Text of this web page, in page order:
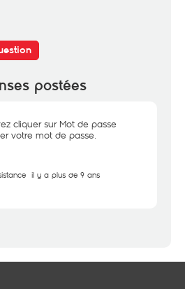
postées
cliquer sur Mot de passe
votre mot de passe.
il y a plus de 9 ans